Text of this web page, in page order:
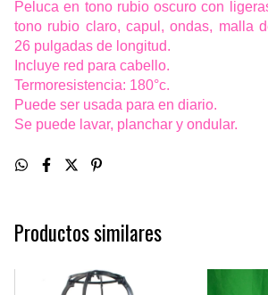
Peluca en tono rubio oscuro con
tono rubio claro, capul, ondas, malla
26 pulgadas de longitud.
Incluye red para cabello.
Termoresistencia: 180°c.
Puede ser usada para en diario.
Se puede lavar, planchar y ondular.
Productos similares